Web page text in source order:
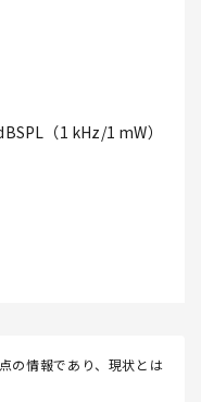
（1 kHz/1 mW）
の情報であり、現状とは